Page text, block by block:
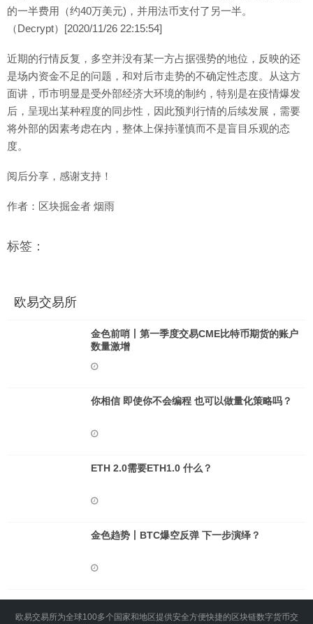
的一半费用（约40万美元)，并用法币支付了另一半。
（Decrypt）[2020/11/26 22:15:54]
近期的行情反复，多空并没有某一方占据强势的地位，反映的还
是场内资金不足的问题，和对后市走势的不确定性态度。从这方
面讲，币市明显是受外部经济大环境的制约，特别是在疫情爆发
后，呈现出某种程度的同步性，因此预判行情的后续发展，需要
将外部的因素考虑在内，整体上保持谨慎而不是盲目乐观的态
度。
阅后分享，感谢支持！
作者：区块掘金者 烟雨
标签：
欧易交易所
金色前哨丨第一季度交易CME比特币期货的账户
数量激增
你相信 即使你不会编程 也可以做量化策略吗？
ETH 2.0需要ETH1.0 什么？
金色趋势丨BTC爆空反弹 下一步演绎？
欧易交易所为全球100多个国家和地区提供安全方便快捷的区块链数字货币交